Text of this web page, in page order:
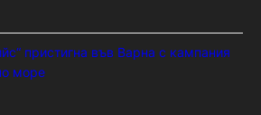
пристигна във Варна с кампания
море